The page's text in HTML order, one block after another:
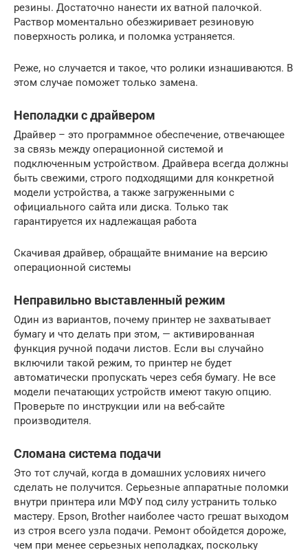
резины. Достаточно нанести их ватной палочкой.
Раствор моментально обезжиривает резиновую
поверхность ролика, и поломка устраняется.
Реже, но случается и такое, что ролики изнашиваются. В
этом случае поможет только замена.
Неполадки с драйвером
Драйвер – это программное обеспечение, отвечающее
за связь между операционной системой и
подключенным устройством. Драйвера всегда должны
быть свежими, строго подходящими для конкретной
модели устройства, а также загруженными с
официального сайта или диска. Только так
гарантируется их надлежащая работа
Скачивая драйвер, обращайте внимание на версию
операционной системы
Неправильно выставленный режим
Один из вариантов, почему принтер не захватывает
бумагу и что делать при этом, — активированная
функция ручной подачи листов. Если вы случайно
включили такой режим, то принтер не будет
автоматически пропускать через себя бумагу. Не все
модели печатающих устройств имеют такую опцию.
Проверьте по инструкции или на веб-сайте
производителя.
Сломана система подачи
Это тот случай, когда в домашних условиях ничего
сделать не получится. Серьезные аппаратные поломки
внутри принтера или МФУ под силу устранить только
мастеру. Epson, Brother наиболее часто грешат выходом
из строя всего узла подачи. Ремонт обойдется дороже,
чем при менее серьезных неполадках, поскольку